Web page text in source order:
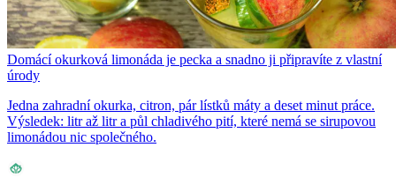
Domácí okurková limonáda je pecka a snadno ji připravíte z vlastní
úrody
Jedna zahradní okurka, citron, pár lístků máty a deset minut práce.
Výsledek: litr až litr a půl chladivého pití, které nemá se sirupovou
limonádou nic společného.